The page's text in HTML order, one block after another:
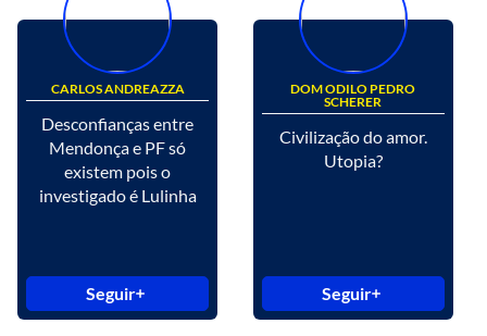
CARLOS ANDREAZZA
Desconfianças entre
Mendonça e PF só
existem pois o
investigado é Lulinha
Seguir
DOM ODILO PEDRO
SCHERER
Civilização do amor.
Utopia?
Seguir